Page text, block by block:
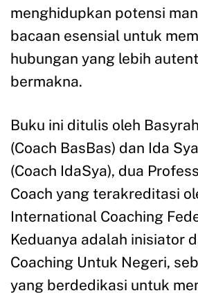
menghidupkan potensi
bacaan esensial untuk
hubungan yang lebih
bermakna.
Buku ini ditulis oleh
(Coach BasBas) dan Ida
(Coach IdaSya), dua
Coach yang terakreditasi
International Coaching
Keduanya adalah inisiator
Coaching Untuk Negeri,
yang berdedikasi untuk